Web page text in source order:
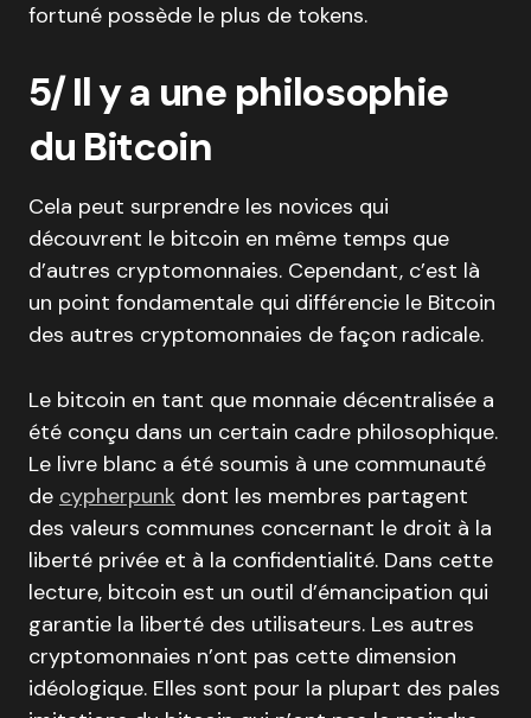
fortuné possède le plus de tokens.
5/ Il y a une philosophie
du Bitcoin
Cela peut surprendre les novices qui
découvrent le bitcoin en même temps que
d’autres cryptomonnaies. Cependant, c’est là
un point fondamentale qui différencie le Bitcoin
des autres cryptomonnaies de façon radicale.
Le bitcoin en tant que monnaie décentralisée a
été conçu dans un certain cadre philosophique.
Le livre blanc a été soumis à une communauté
de cypherpunk dont les membres partagent
des valeurs communes concernant le droit à la
liberté privée et à la confidentialité. Dans cette
lecture, bitcoin est un outil d’émancipation qui
garantie la liberté des utilisateurs. Les autres
cryptomonnaies n’ont pas cette dimension
idéologique. Elles sont pour la plupart des pales